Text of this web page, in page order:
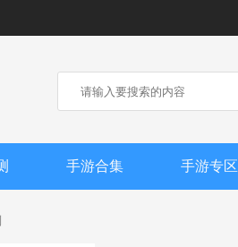
手游合集 手游专区